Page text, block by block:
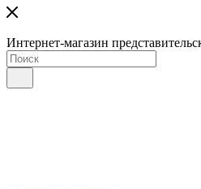
Интернет-магазин